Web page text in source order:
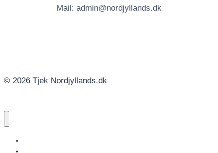
Mail: admin@nordjyllands.dk
© 2026 Tjek Nordjyllands.dk